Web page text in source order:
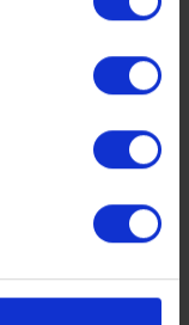
Noah, Jet Black